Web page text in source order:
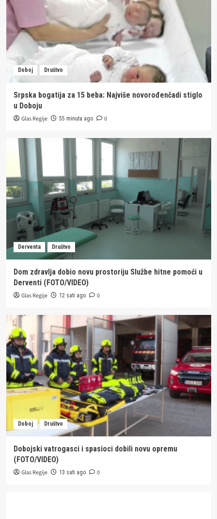
Doboj Društvo
Srpska bogatija za 15 beba: Najviše novorođenčadi stiglo
u Doboju
Glas Regije 55 minuta ago 0
Derventa Društvo
Dom zdravlja dobio novu prostoriju Službe hitne pomoći u
Derventi (FOTO/VIDEO)
Glas Regije 12 sati ago 0
Doboj Društvo
Dobojski vatrogasci i spasioci dobili novu opremu
(FOTO/VIDEO)
Glas Regije 13 sati ago 0